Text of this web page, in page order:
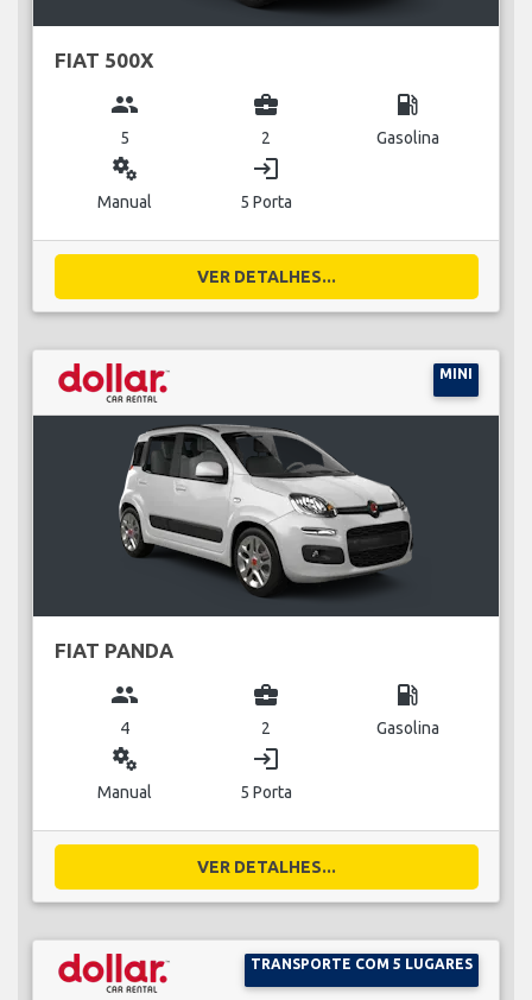
FIAT 500X
group
5
business_center
2
local_gas_station
Gasolina
miscellaneous_services
Manual
login
5 Porta
VER DETALHES...
MINI
FIAT PANDA
group
4
business_center
2
local_gas_station
Gasolina
miscellaneous_services
Manual
login
5 Porta
VER DETALHES...
TRANSPORTE COM 5 LUGARES